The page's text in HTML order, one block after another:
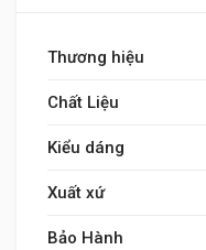
Thương hiệu
Chất Liệu
Kiểu dáng
Xuất xứ
Bảo Hành